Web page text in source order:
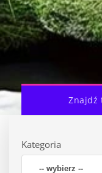
Znajdź
Kategoria